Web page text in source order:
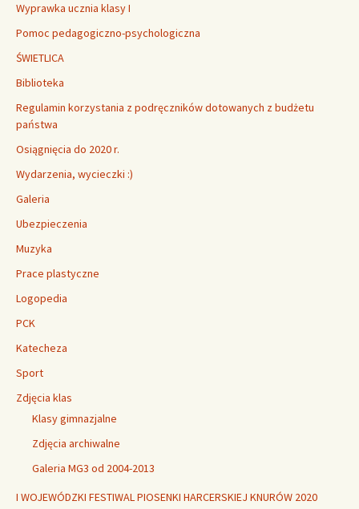
Wyprawka ucznia klasy I
Pomoc pedagogiczno-psychologiczna
ŚWIETLICA
Biblioteka
Regulamin korzystania z podręczników dotowanych z budżetu
państwa
Osiągnięcia do 2020 r.
Wydarzenia, wycieczki :)
Galeria
Ubezpieczenia
Muzyka
Prace plastyczne
Logopedia
PCK
Katecheza
Sport
Zdjęcia klas
Klasy gimnazjalne
Zdjęcia archiwalne
Galeria MG3 od 2004-2013
I WOJEWÓDZKI FESTIWAL PIOSENKI HARCERSKIEJ KNURÓW 2020